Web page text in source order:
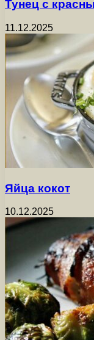
Тунец с
11.12.2025
Яйца кокот
10.12.2025